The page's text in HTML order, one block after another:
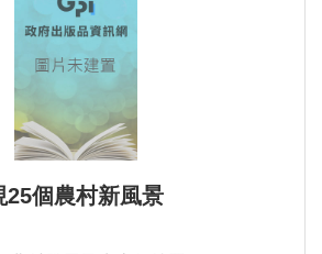
25個農村新風景